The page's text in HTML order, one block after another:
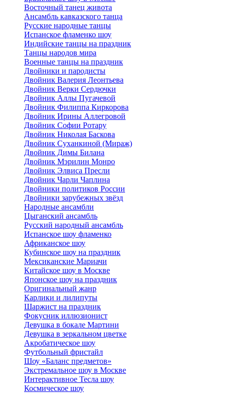
Восточный танец живота
Ансамбль кавказского танца
Русские народные танцы
Испанское фламенко шоу
Индийские танцы на праздник
Танцы народов мира
Военные танцы на праздник
Двойники и пародисты
Двойник Валерия Леонтьева
Двойник Верки Сердючки
Двойник Аллы Пугачевой
Двойник Филиппа Киркорова
Двойник Ирины Аллегровой
Двойник Софии Ротару
Двойник Николая Баскова
Двойник Суханкиной (Мираж)
Двойник Димы Билана
Двойник Мэрилин Монро
Двойник Элвиса Пресли
Двойник Чарли Чаплина
Двойники политиков России
Двойники зарубежных звёзд
Народные ансамбли
Цыганский ансамбль
Русский народный ансамбль
Испанское шоу фламенко
Африканское шоу
Кубинское шоу на праздник
Мексиканские Мариачи
Китайское шоу в Москве
Японское шоу на праздник
Оригинальный жанр
Карлики и лилипуты
Шаржист на праздник
Фокусник иллюзионист
Девушка в бокале Мартини
Девушка в зеркальном цветке
Акробатическое шоу
Футбольный фристайл
Шоу «Баланс предметов»
Экстремальное шоу в Москве
Интерактивное Тесла шоу
Космическое шоу